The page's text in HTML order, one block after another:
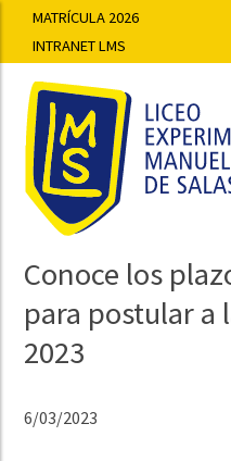
MATRÍCULA 2026
INTRANET LMS
Conoce los
para postular a
2023
6/03/2023